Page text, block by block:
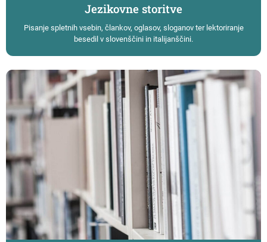
Jezikovne storitve
Pisanje spletnih vsebin, člankov, oglasov, sloganov ter lektoriranje
besedil v slovenščini in italijanščini.